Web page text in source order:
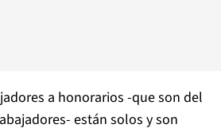
a honorarios -que son del
están solos y son